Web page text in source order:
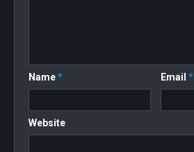
Name* Email*
Website